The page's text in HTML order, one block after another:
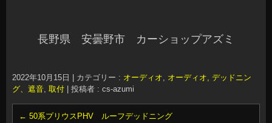
長野県 安曇野市 カーショップアズミ
2022年10月15日 カテゴリー : オーディオ, オーディオ, デッドニン
グ、遮音, 取付 投稿者 : cs-azumi
← 50系プリウスPHV ルーフデッドニング